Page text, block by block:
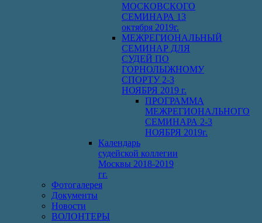
МОСКОВСКОГО
СЕМИНАРА 13
октября 2019г.
МЕЖРЕГИОНАЛЬНЫЙ
СЕМИНАР ДЛЯ
СУДЕЙ ПО
ГОРНОЛЫЖНОМУ
СПОРТУ 2-3
НОЯБРЯ 2019 г.
ПРОГРАММА
МЕЖРЕГИОНАЛЬНОГО
СЕМИНАРА 2-3
НОЯБРЯ 2019г.
Календарь
судейской коллегии
Москвы 2018-2019
гг.
Фотогалерея
Документы
Новости
ВОЛОНТЕРЫ